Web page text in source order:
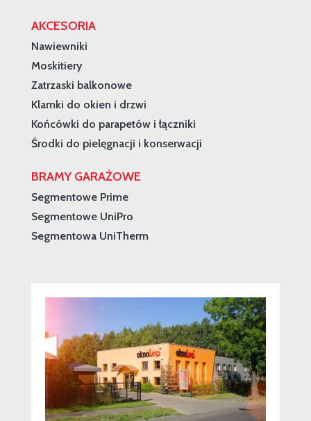
AKCESORIA
Nawiewniki
Moskitiery
Zatrzaski balkonowe
Klamki do okien i drzwi
Końcówki do parapetów i łączniki
Środki do pielęgnacji i konserwacji
BRAMY GARAŻOWE
Segmentowe Prime
Segmentowe UniPro
Segmentowa UniTherm